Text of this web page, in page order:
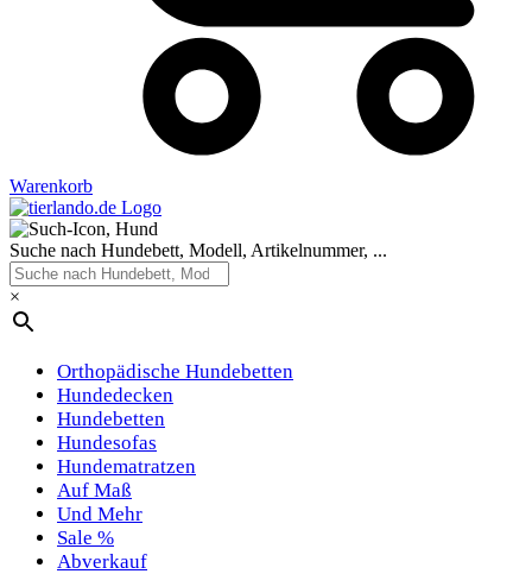
Warenkorb
Suche nach Hundebett, Modell, Artikelnummer, ...
×
Orthopädische Hundebetten
Hundedecken
Hundebetten
Hundesofas
Hundematratzen
Auf Maß
Und Mehr
Sale %
Abverkauf